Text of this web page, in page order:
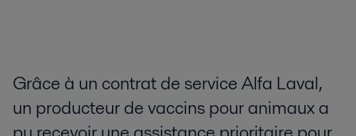
Grâce à un contrat de service Alfa Laval,
un producteur de vaccins pour animaux a